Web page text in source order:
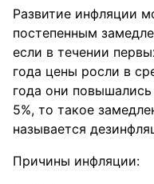
Развитие инфляции
постепенным
если в течении
года цены росли в
года они
5%, то такое
называется
Причины инфляции: